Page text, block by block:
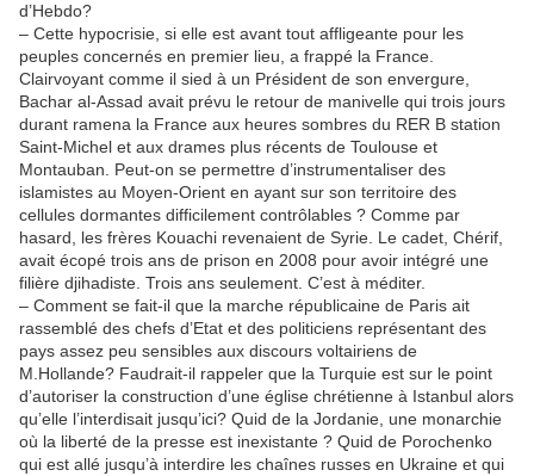
d’Hebdo?
– Cette hypocrisie, si elle est avant tout affligeante pour les
peuples concernés en premier lieu, a frappé la France.
Clairvoyant comme il sied à un Président de son envergure,
Bachar al-Assad avait prévu le retour de manivelle qui trois jours
durant ramena la France aux heures sombres du RER B station
Saint-Michel et aux drames plus récents de Toulouse et
Montauban. Peut-on se permettre d’instrumentaliser des
islamistes au Moyen-Orient en ayant sur son territoire des
cellules dormantes difficilement contrôlables ? Comme par
hasard, les frères Kouachi revenaient de Syrie. Le cadet, Chérif,
avait écopé trois ans de prison en 2008 pour avoir intégré une
filière djihadiste. Trois ans seulement. C’est à méditer.
– Comment se fait-il que la marche républicaine de Paris ait
rassemblé des chefs d’Etat et des politiciens représentant des
pays assez peu sensibles aux discours voltairiens de
M.Hollande? Faudrait-il rappeler que la Turquie est sur le point
d’autoriser la construction d’une église chrétienne à Istanbul alors
qu’elle l’interdisait jusqu’ici? Quid de la Jordanie, une monarchie
où la liberté de la presse est inexistante ? Quid de Porochenko
qui est allé jusqu’à interdire les chaînes russes en Ukraine et qui